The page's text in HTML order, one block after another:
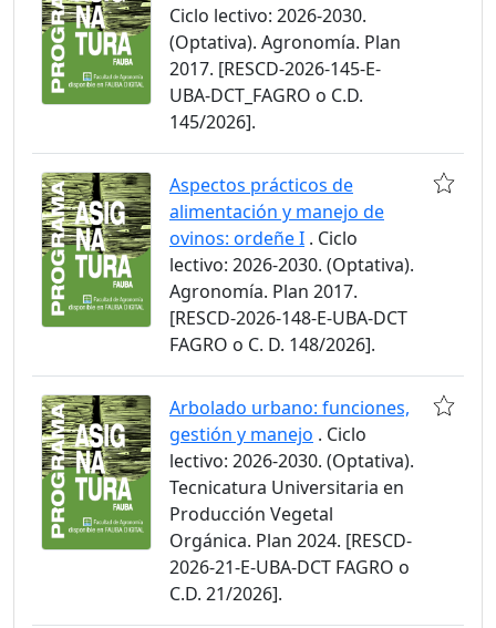
Ciclo lectivo: 2026-2030.
(Optativa). Agronomía. Plan
2017. [RESCD-2026-145-E-
UBA-DCT_FAGRO o C.D.
145/2026].
Aspectos prácticos de
alimentación y manejo de
ovinos: ordeñe I . Ciclo
lectivo: 2026-2030. (Optativa).
Agronomía. Plan 2017.
[RESCD-2026-148-E-UBA-DCT
FAGRO o C. D. 148/2026].
Arbolado urbano: funciones,
gestión y manejo . Ciclo
lectivo: 2026-2030. (Optativa).
Tecnicatura Universitaria en
Producción Vegetal
Orgánica. Plan 2024. [RESCD-
2026-21-E-UBA-DCT FAGRO o
C.D. 21/2026].